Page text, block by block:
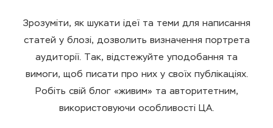
Зрозуміти, як шукати ідеї та теми для написання
статей у блозі, дозволить визначення портрета
аудиторії. Так, відстежуйте уподобання та
вимоги, щоб писати про них у своїх публікаціях.
Робіть свій блог «живим» та авторитетним,
використовуючи особливості ЦА.